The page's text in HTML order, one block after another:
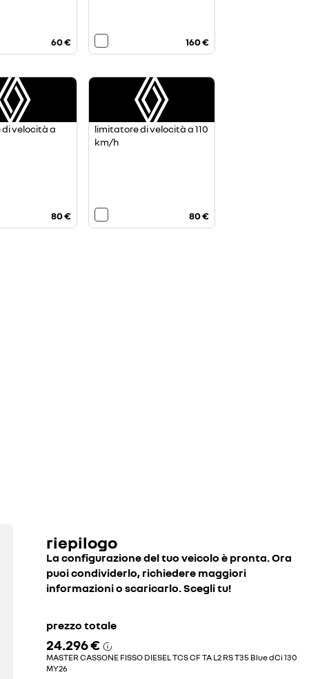
60 € 160 €
velocità a
80 €
limitatore di velocità a 110
km/h
80 €
riepilogo
La configurazione del tuo veicolo è pronta. Ora
puoi condividerlo, richiedere maggiori
informazioni o scaricarlo. Scegli tu!
prezzo totale
24.296 €
MASTER CASSONE FISSO DIESEL TCS CF TA L2 RS T35 Blue dCi 130
MY26